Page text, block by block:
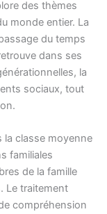
des thèmes
monde entier. La
du temps
dans ses
la
sociaux, tout
la classe moyenne
familiales
de la famille
Le traitement
compréhension